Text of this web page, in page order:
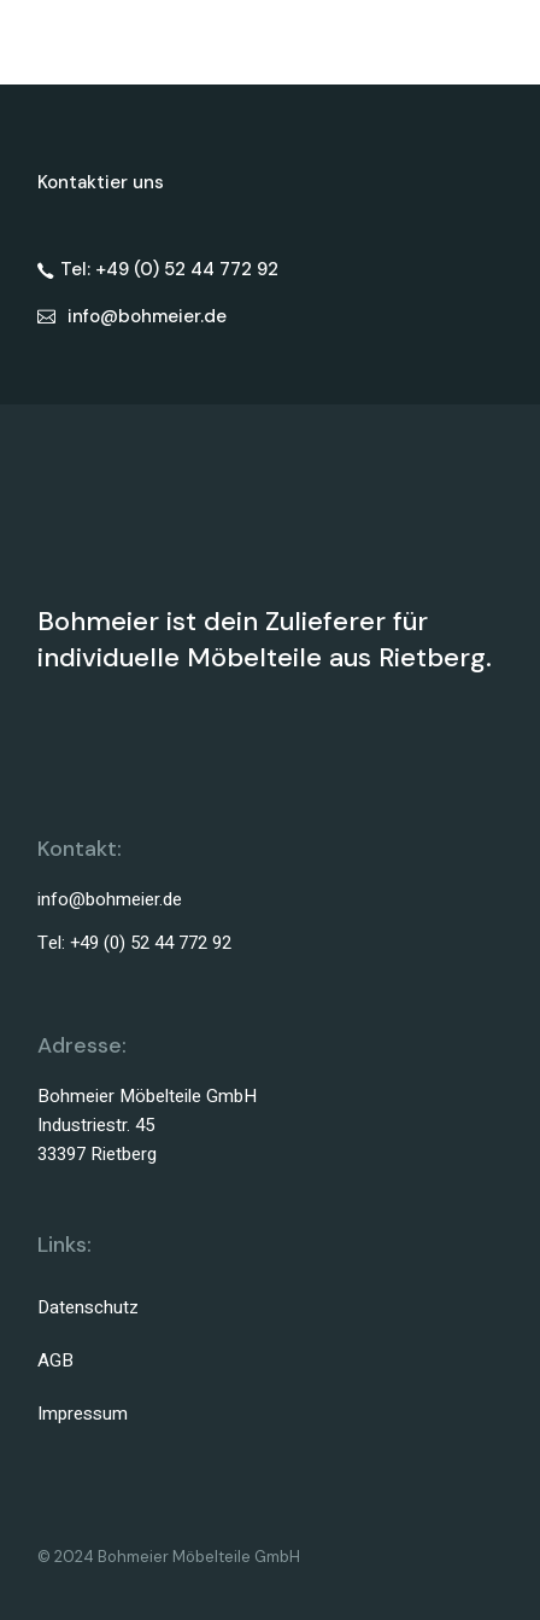
Kontaktier uns
Tel: +49 (0) 52 44 772 92
info@bohmeier.de
Bohmeier ist dein Zulieferer für
individuelle Möbelteile aus Rietberg.
Kontakt:
info@bohmeier.de
Tel: +49 (0) 52 44 772 92
Adresse:
Bohmeier Möbelteile GmbH
Industriestr. 45
33397 Rietberg
Links:
Datenschutz
AGB
Impressum
© 2024 Bohmeier Möbelteile GmbH